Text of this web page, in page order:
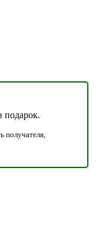
подарок.
получателя,